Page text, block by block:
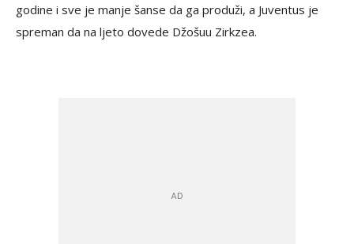
godine i sve je manje šanse da ga produži, a Juventus je
spreman da na ljeto dovede Džošuu Zirkzea.